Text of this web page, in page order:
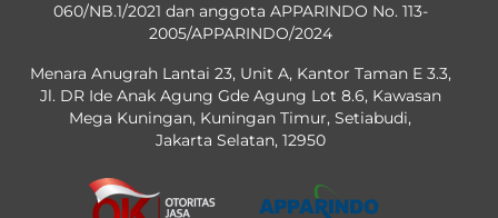
060/NB.1/2021 dan anggota APPARINDO No. 113-
2005/APPARINDO/2024
Menara Anugrah Lantai 23, Unit A, Kantor Taman E 3.3,
Jl. DR Ide Anak Agung Gde Agung Lot 8.6, Kawasan
Mega Kuningan, Kuningan Timur, Setiabudi,
Jakarta Selatan, 12950